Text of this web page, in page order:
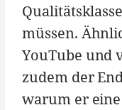
müssen.
YouTube und
zudem der
warum er